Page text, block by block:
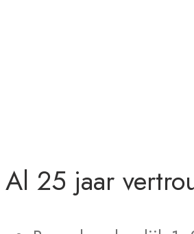
Al 25 jaar